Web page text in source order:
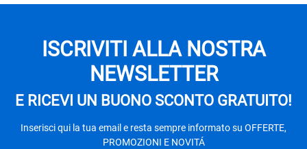
ISCRIVITI ALLA NOSTRA
NEWSLETTER
E RICEVI UN BUONO SCONTO GRATUITO!
Inserisci qui la tua email e resta sempre informato su OFFERTE,
PROMOZIONI E NOVITÁ